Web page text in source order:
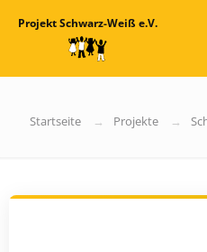
Projekt Schwarz-Weiß e.V.
Startseite Projekte